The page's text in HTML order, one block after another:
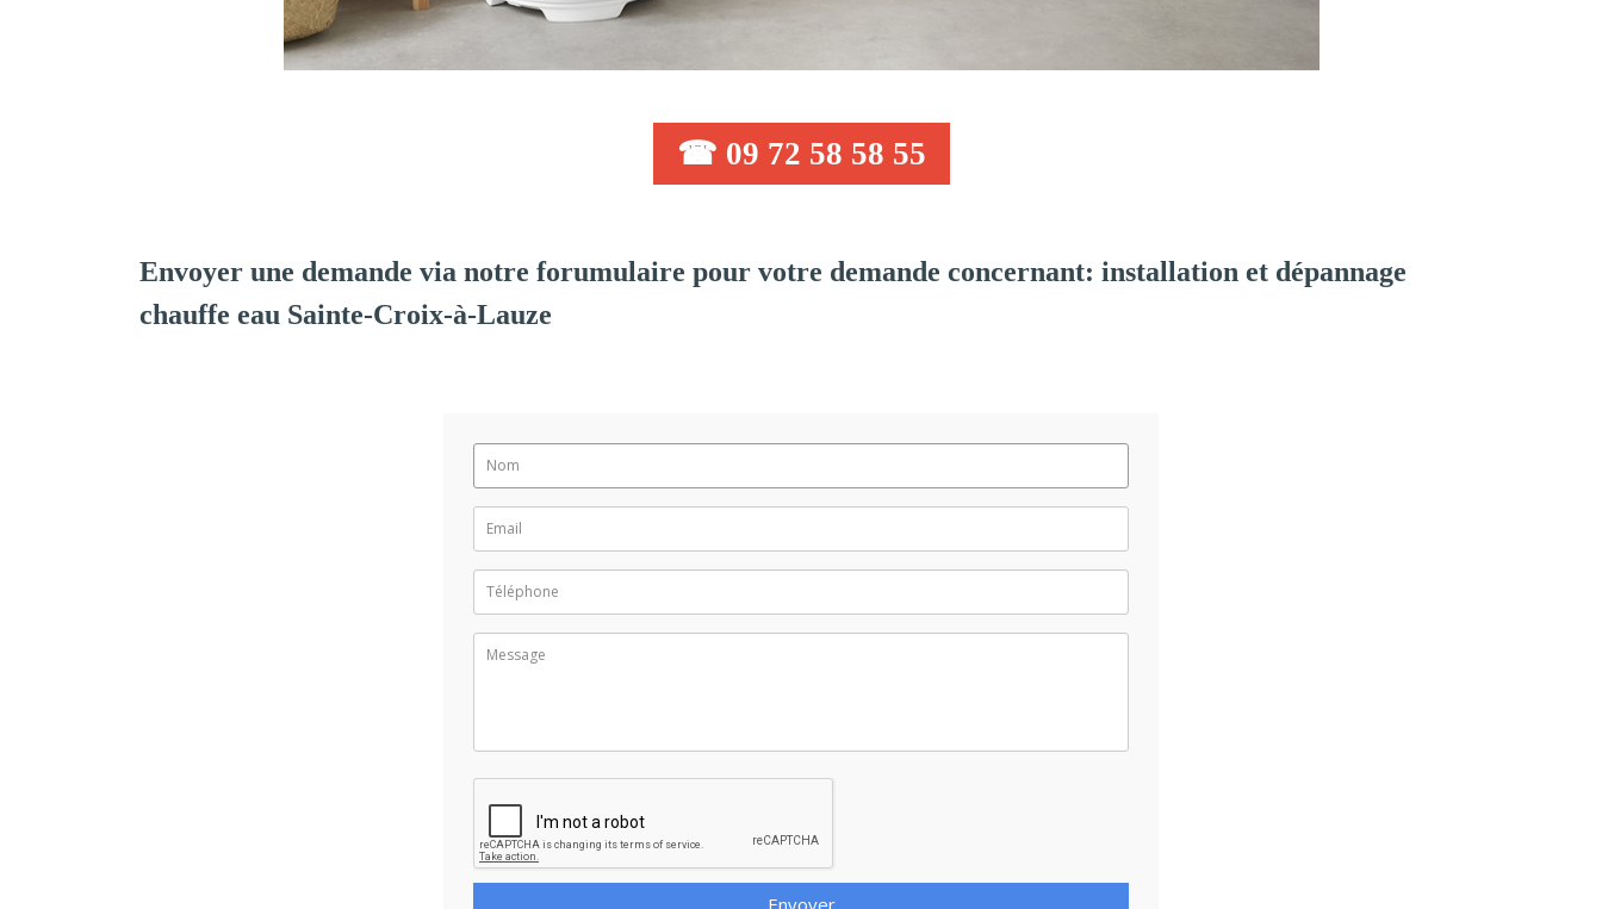
☎ 09 72 58 58 55
Envoyer une demande via notre forumulaire pour votre demande concernant: installation et dépannage
chauffe eau Sainte-Croix-à-Lauze